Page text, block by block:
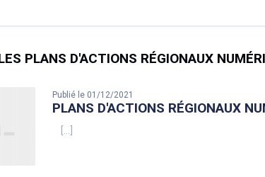
PLANS D'ACTIONS RÉGIONAUX
Publié le 01/12/2021
PLANS D'ACTIONS RÉGIONAUX
[...]